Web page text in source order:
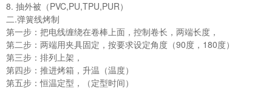
8. 抽外被（PVC,PU,TPU,PUR）
二.弹簧线烤制
第一步：把电线缠绕在卷棒上面，控制卷长，两端长度，
第二步：两端用夹具固定，按要求设定角度（90度，180度）
第三步：排列上架，
第四步：推进烤箱，升温（温度）
第五步：恒温定型，（定型时间）